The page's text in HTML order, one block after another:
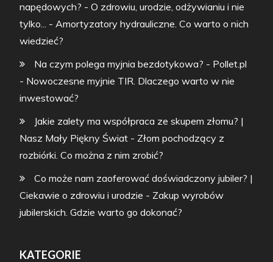
napędowych? - O zdrowiu, urodzie, odżywianiu i nie
tylko... -Amortyzatory hydrauliczne. Co warto o nich
wiedzieć?
Na czym polega myjnia bezdotykowa? - Pollet.pl
- Nowoczesne myjnie TIR. Dlaczego warto w nie
inwestować?
Jakie zalety ma współpraca ze skupem złomu? |
Nasz Mały Piękny Świat - Złom pochodzący z
rozbiórki. Co można z nim zrobić?
Co może nam zaoferować doświadczony jubiler? |
Ciekawie o zdrowiu i urodzie - Zakup wyrobów
jubilerskich. Gdzie warto go dokonać?
KATEGORIE